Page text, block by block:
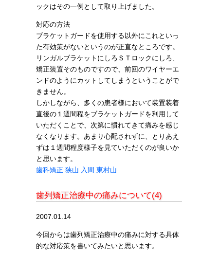
ックはその一例として取り上げました。
対応の方法
ブラケットガードを使用する以外にこれといっ
た有効策がないというのが正直なところです。
リンガルブラケットにしろＳＴロックにしろ、
矯正装置そのものですので、前回のワイヤーエ
ンドのようにカットしてしまうということがで
きません。
しかしながら、多くの患者様において装置装着
直後の１週間程をブラケットガードを利用して
いただくことで、次第に慣れてきて痛みを感じ
なくなります。あまり心配されずに、とりあえ
ずは１週間程度様子を見ていただくのが良いか
と思います。
歯科矯正 狭山 入間 東村山
歯列矯正治療中の痛みについて(4)
2007.01.14
今回からは歯列矯正治療中の痛みに対する具体
的な対応策を書いてみたいと思います。